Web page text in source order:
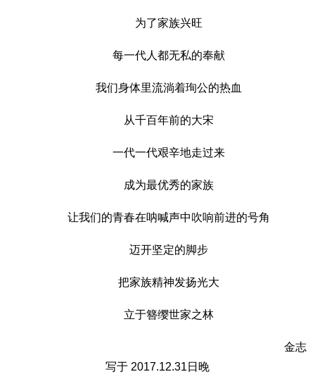
为了家族兴旺
每一代人都无私的奉献
我们身体里流淌着珣公的热血
从千百年前的大宋
一代一代艰辛地走过来
成为最优秀的家族
让我们的青春在呐喊声中吹响前进的号角
迈开坚定的脚步
把家族精神发扬光大
立于簪缨世家之林
金志
写于 2017.12.31日晚